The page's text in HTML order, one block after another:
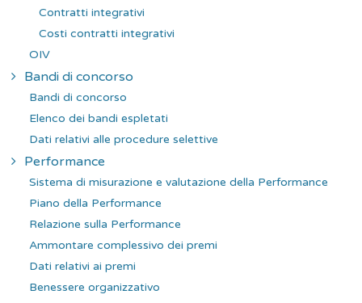
Contratti integrativi
Costi contratti integrativi
OIV
Bandi di concorso
Bandi di concorso
Elenco dei bandi espletati
Dati relativi alle procedure selettive
Performance
Sistema di misurazione e valutazione della Performance
Piano della Performance
Relazione sulla Performance
Ammontare complessivo dei premi
Dati relativi ai premi
Benessere organizzativo